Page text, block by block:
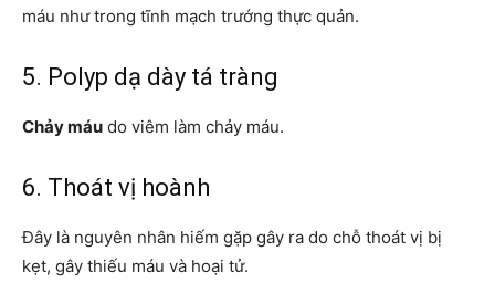
máu như trong tĩnh mạch trướng thực quản.
5. Polyp dạ dày tá tràng
Chảy máu do viêm làm chảy máu.
6. Thoát vị hoành
Đây là nguyên nhân hiếm gặp gây ra do chỗ thoát vị bị
kẹt, gây thiếu máu và hoại tử.